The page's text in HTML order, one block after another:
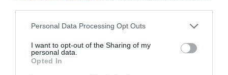
Personal Data Processing Opt Outs
I want to opt-out of the Sharing of my
personal data.
Opted In